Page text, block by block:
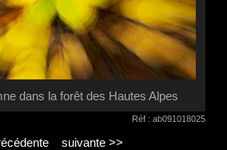
dans la forêt des Hautes Alpes
Réf : ab091018025
suivante >>